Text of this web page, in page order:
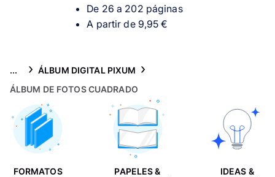
De 26 a 202 páginas
A partir de 9,95 €
...
ÁLBUM DIGITAL PIXUM
ÁLBUM DE FOTOS CUADRADO
FORMATOS
PAPELES &
IDEAS &